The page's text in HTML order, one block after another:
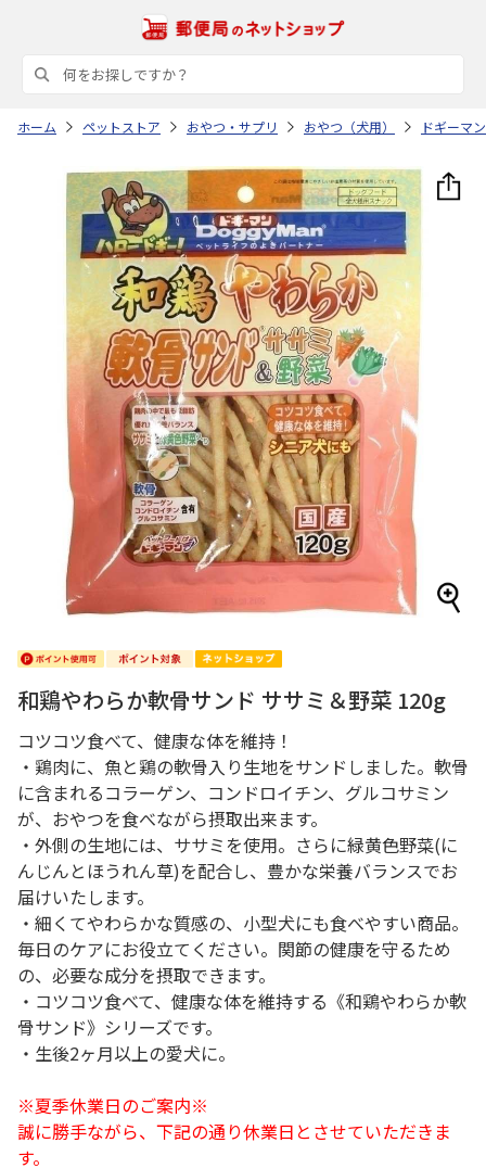
ホーム ペットストア おやつ・サプリ おやつ（犬用） ドギーマ
和鶏やわらか軟骨サンド ササミ＆野菜 120g
コツコツ食べて、健康な体を維持！
・鶏肉に、魚と鶏の軟骨入り生地をサンドしました。軟骨
に含まれるコラーゲン、コンドロイチン、グルコサミン
が、おやつを食べながら摂取出来ます。
・外側の生地には、ササミを使用。さらに緑黄色野菜(に
んじんとほうれん草)を配合し、豊かな栄養バランスでお
届けいたします。
・細くてやわらかな質感の、小型犬にも食べやすい商品。
毎日のケアにお役立てください。関節の健康を守るため
の、必要な成分を摂取できます。
・コツコツ食べて、健康な体を維持する《和鶏やわらか軟
骨サンド》シリーズです。
・生後2ヶ月以上の愛犬に。
※夏季休業日のご案内※
誠に勝手ながら、下記の通り休業日とさせていただきま
す。